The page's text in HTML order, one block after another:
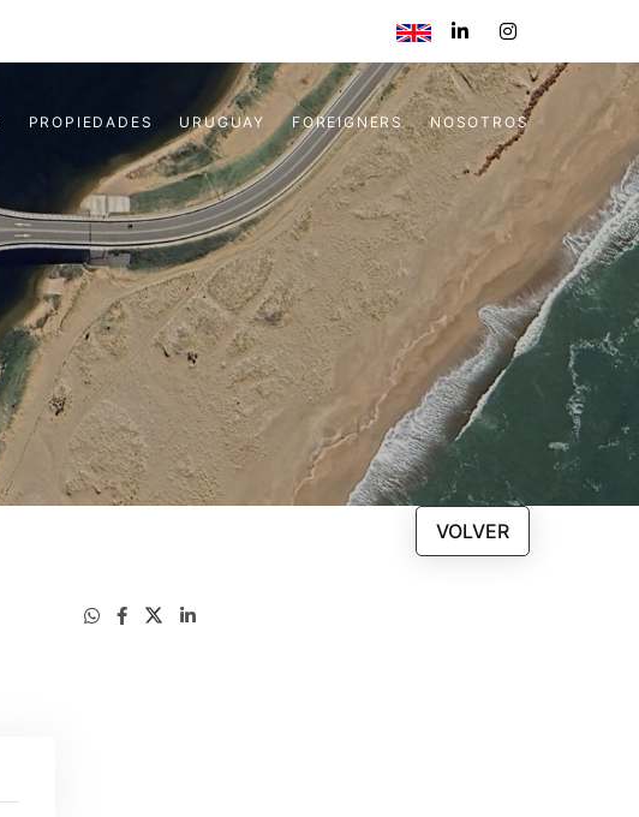
PROPIEDADES URUGUAY FOREIGNERS NOSOTROS
VOLVER